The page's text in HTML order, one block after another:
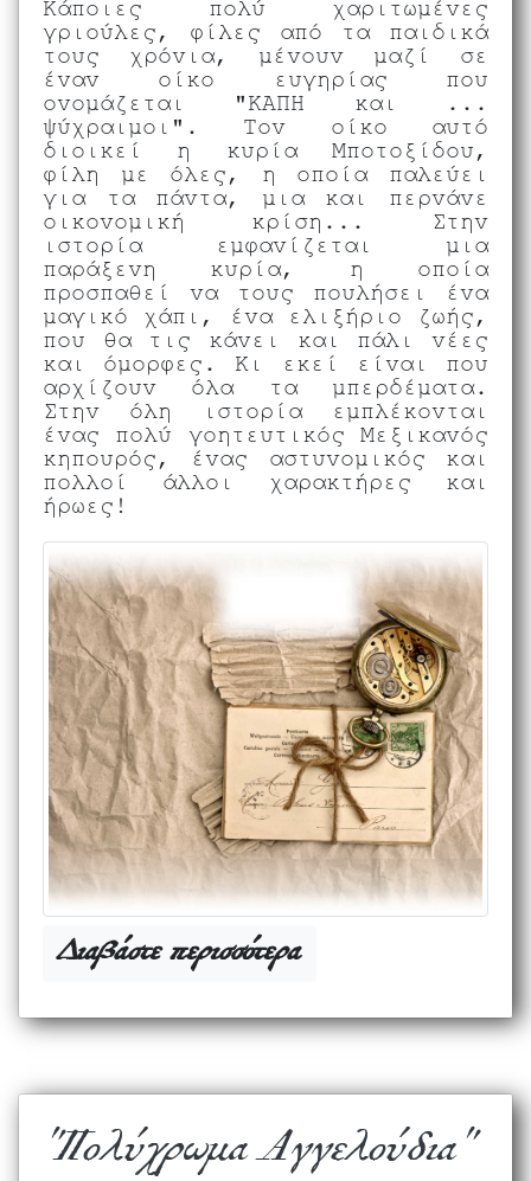
Κάποιες πολύ χαριτωμένες
γριούλες, φίλες από τα παιδικά
τους χρόνια, μένουν μαζί σε
έναν οίκο ευγηρίας που
ονομάζεται "ΚΑΠΗ και ...
ψύχραιμοι". Τον οίκο αυτό
διοικεί η κυρία Μποτοξίδου,
φίλη με όλες, η οποία παλεύει
για τα πάντα, μια και περνάνε
οικονομική κρίση... Στην
ιστορία εμφανίζεται μια
παράξενη κυρία, η οποία
προσπαθεί να τους πουλήσει ένα
μαγικό χάπι, ένα ελιξήριο ζωής,
που θα τις κάνει και πάλι νέες
και όμορφες. Κι εκεί είναι που
αρχίζουν όλα τα μπερδέματα.
Στην όλη ιστορία εμπλέκονται
ένας πολύ γοητευτικός Μεξικανός
κηπουρός, ένας αστυνομικός και
πολλοί άλλοι χαρακτήρες και
ήρωες!
Διαβάστε περισσότερα
"Πολύχρωμα Αγγελούδια"